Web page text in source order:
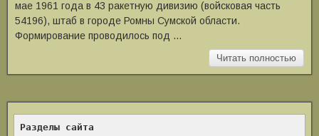
мае 1961 года в 43 ракетную дивизию (войсковая часть
54196), штаб в городе Ромны Сумской области.
Формирование проводилось под …
Читать полностью
Разделы сайта